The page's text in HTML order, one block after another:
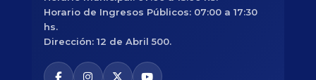
Horario de Ingresos Públicos: 07:00 a 17:30
hs.
Dirección: 12 de Abril 500.